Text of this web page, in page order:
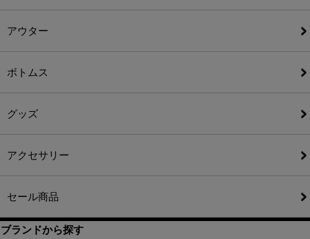
アウター
ボトムス
グッズ
アクセサリー
セール商品
ブランドから探す